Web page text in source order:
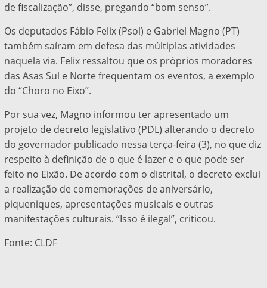
de fiscalização”, disse, pregando “bom senso”.
Os deputados Fábio Felix (Psol) e Gabriel Magno (PT)
também saíram em defesa das múltiplas atividades
naquela via. Felix ressaltou que os próprios moradores
das Asas Sul e Norte frequentam os eventos, a exemplo
do “Choro no Eixo”.
Por sua vez, Magno informou ter apresentado um
projeto de decreto legislativo (PDL) alterando o decreto
do governador publicado nessa terça-feira (3), no que diz
respeito à definição de o que é lazer e o que pode ser
feito no Eixão. De acordo com o distrital, o decreto exclui
a realização de comemorações de aniversário,
piqueniques, apresentações musicais e outras
manifestações culturais. “Isso é ilegal”, criticou.
Fonte: CLDF